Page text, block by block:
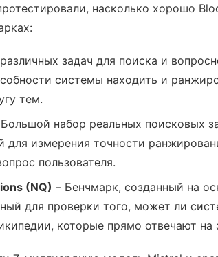
насколько хорошо
задач для поиска и
системы находить и
тем.
набор реальных поисковых
для измерения точности
пользователя.
(NQ) – Бенчмарк, созданный на
для проверки того, может ли
которые прямо отвечают на